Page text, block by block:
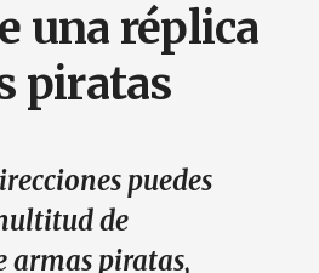
una réplica
piratas
puedes
de
armas piratas,